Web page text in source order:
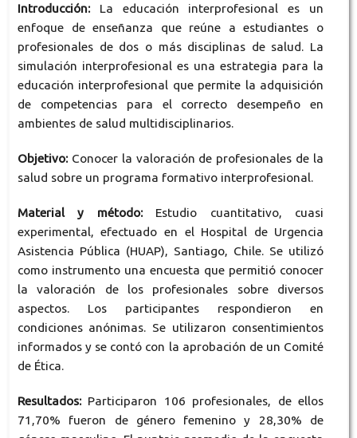
Introducción:La educación interprofesional es un
enfoque de enseñanza que reúne a estudiantes o
profesionales de dos o más disciplinas de salud. La
simulación interprofesional es una estrategia para la
educación interprofesional que permite la adquisición
de competencias para el correcto desempeño en
ambientes de salud multidisciplinarios.
Objetivo:Conocer la valoración de profesionales de la
salud sobre un programa formativo interprofesional.
Material y método: Estudio cuantitativo, cuasi
experimental, efectuado en el Hospital de Urgencia
Asistencia Pública (HUAP), Santiago, Chile. Se utilizó
como instrumento una encuesta que permitió conocer
la valoración de los profesionales sobre diversos
aspectos. Los participantes respondieron en
condiciones anónimas. Se utilizaron consentimientos
informados y se contó con la aprobación de un Comité
de Ética.
Resultados:Participaron 106 profesionales, de ellos
71,70% fueron de género femenino y 28,30% de